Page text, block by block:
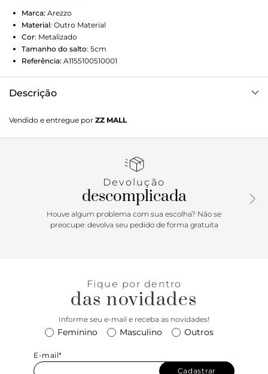
Marca: Arezzo
Material: Outro Material
Cor: Metalizado
Tamanho do salto: 5cm
Referência: A1155100510001
Descrição
quadrado. Traz tiras médias bombadas sobre os dedos e no
peito do pé. Aberta, possui tira média em torno do
palmilha bege e gravação do nome da marca. A sandália
Vendido e entregue por ZZ MALL
Devolução
descomplicada
Houve algum problema com sua escolha? Não se
preocupe: devolva seu pedido de forma gratuita
Fique por dentro
das novidades
Informe seu e-mail e receba as novidades!
Feminino Masculino Outros
E-mail*
Cadastrar